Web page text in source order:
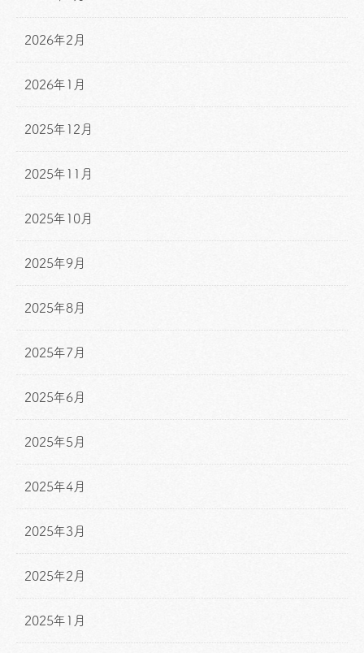
2026年2月
2026年1月
2025年12月
2025年11月
2025年10月
2025年9月
2025年8月
2025年7月
2025年6月
2025年5月
2025年4月
2025年3月
2025年2月
2025年1月